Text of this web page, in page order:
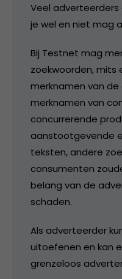
Veel
je wel en niet mag
Bij Testnet mag
zoekwoorden, mits
merknamen van
merknamen van
concurrerende
aanstootgevende
teksten, andere
consumenten
belang van de
schaden.
Als adverteerder
uitoefenen en kan
grenzeloos